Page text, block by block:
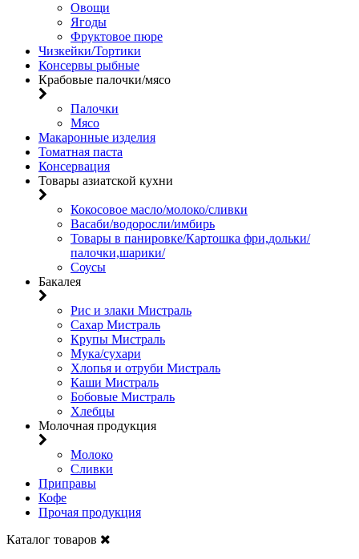
Овощи
Ягоды
Фруктовое пюре
Чизкейки/Тортики
Консервы рыбные
Крабовые палочки/мясо
Палочки
Мясо
Макаронные изделия
Томатная паста
Консервация
Товары азиатской кухни
Кокосовое масло/молоко/сливки
Васаби/водоросли/имбирь
Товары в панировке/Картошка фри,дольки/
палочки,шарики/
Соусы
Бакалея
Рис и злаки Мистраль
Сахар Мистраль
Крупы Мистраль
Мука/сухари
Хлопья и отруби Мистраль
Каши Мистраль
Бобовые Мистраль
Хлебцы
Молочная продукция
Молоко
Сливки
Приправы
Кофе
Прочая продукция
Каталог товаров